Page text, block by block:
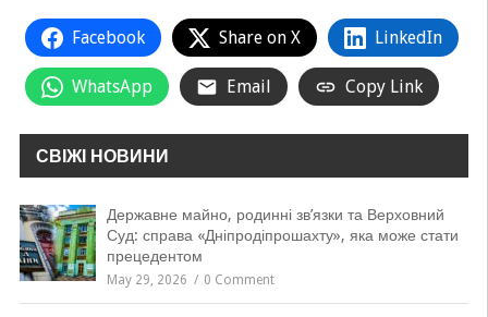
Facebook Share on X LinkedIn
WhatsApp Email Copy Link
СВІЖІ НОВИНИ
Державне майно, родинні зв’язки та Верховний
Суд: справа «Дніпродіпрошахту», яка може стати
прецедентом
May 29, 2026 0 Comment